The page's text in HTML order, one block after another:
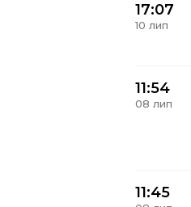
17:07
10 лип
11:54
08 лип
11:45